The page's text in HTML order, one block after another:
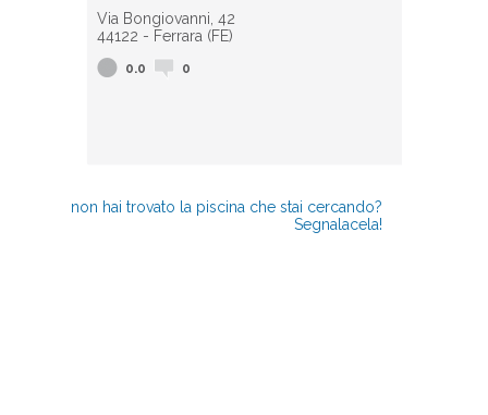
Via Bongiovanni, 42
44122 - Ferrara (FE)
0.0 0
non hai trovato la piscina che stai cercando?
Segnalacela!